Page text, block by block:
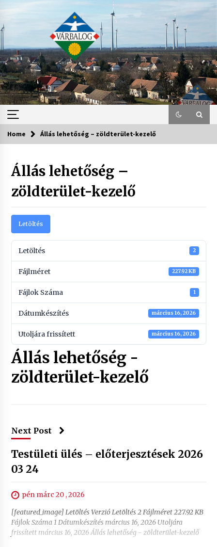
content
Home Állás lehetőség – zöldterület-kezelő
Állás lehetőség –
zöldterület-kezelő
Letöltés
Letöltés 2
Fájlméret 227.92 KB
Fájlok Száma 1
Dátumkészítés március 16, 2026
Utoljára frissített március 16, 2026
Állás lehetőség -
zöldterület-kezelő
Next Post
Testületi ülés – előterjesztések 2026
03 24
pén márc 20 , 2026
[featured_image] Letöltés Verzió Letöltés 2 Fájlméret 227.92 KB
Fájlok Száma 1 Dátumkészítés március 16, 2026 Utoljára
frissített március 16, 2026 Állás lehetőség - zöldterület-kezelő